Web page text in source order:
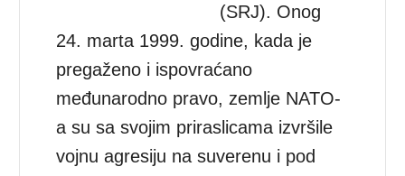
(SRJ). Onog
24. marta 1999. godine, kada je
pregaženo i ispovraćano
međunarodno pravo, zemlje NATO-
a su sa svojim priraslicama izvršile
vojnu agresiju na suverenu i pod